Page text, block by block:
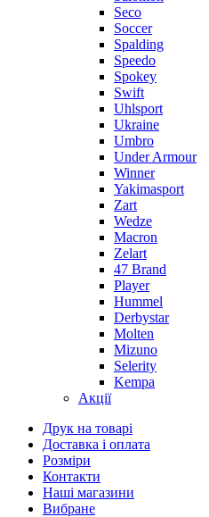
Seco
Soccer
Spalding
Speedo
Spokey
Swift
Uhlsport
Ukraine
Umbro
Under Armour
Winner
Yakimasport
Zart
Wedze
Macron
Zelart
47 Brand
Player
Hummel
Derbystar
Molten
Mizuno
Selerity
Kempa
Акції
Друк на товарі
Доставка і оплата
Розміри
Контакти
Наші магазини
Вибране